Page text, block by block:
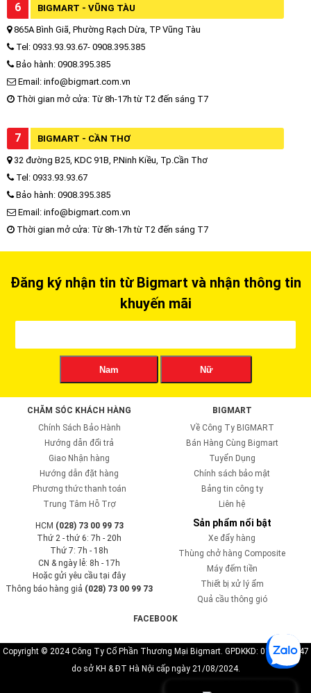
6 BIGMART - VŨNG TÀU
865A Bình Giã, Phường Rạch Dừa, TP Vũng Tàu
Tel: 0933.93.93.67- 0908.395.385
Bảo hành: 0908.395.385
Email: info@bigmart.com.vn
Thời gian mở cửa: Từ 8h-17h từ T2 đến sáng T7
7 BIGMART - CẦN THƠ
32 đường B25, KDC 91B, P.Ninh Kiều, Tp.Cần Thơ
Tel: 0933.93.93.67
Bảo hành: 0908.395.385
Email: info@bigmart.com.vn
Thời gian mở cửa: Từ 8h-17h từ T2 đến sáng T7
Đăng ký nhận tin từ Bigmart và nhận thông tin
khuyến mãi
Nam Nữ
CHĂM SÓC KHÁCH HÀNG
Chính Sách Bảo Hành
Hướng dẫn đổi trả
Giao Nhận hàng
Hướng dẫn đặt hàng
Phương thức thanh toán
Trung Tâm Hỗ Trợ
BIGMART
Về Công Ty BIGMART
Bán Hàng Cùng Bigmart
Tuyển Dụng
Chính sách bảo mật
Bảng tin công ty
Liên hệ
HCM (028) 73 00 99 73
Thứ 2 - thứ 6: 7h - 20h
Thứ 7: 7h - 18h
CN & ngày lễ: 8h - 17h
Hoặc gửi yêu cầu tại đây
Thông báo hàng giả (028) 73 00 99 73
Sản phẩm nổi bật
Xe đẩy hàng
Thùng chở hàng Composite
Máy đếm tiền
Thiết bị xử lý ẩm
Quả cầu thông gió
FACEBOOK
Copyright © 2024 Công Ty Cổ Phần Thương Mại Bigmart. GPDKKD: 0110819747
do sở KH & ĐT Hà Nội cấp ngày 21/08/2024.